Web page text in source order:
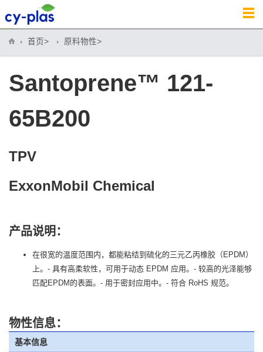
首页> 原料物性>
Santoprene™ 121-
65B200
TPV
ExxonMobil Chemical
产品说明：
在很宽的温度范围内，都能粘结到硫化的三元乙丙橡胶（EPDM）
上。- 具有高柔软性，可用于动态 EPDM 应用。- 较高的光泽能够
匹配EPDM的表面。- 用于密封应用中。- 符合 RoHS 规范。
物性信息：
基本信息